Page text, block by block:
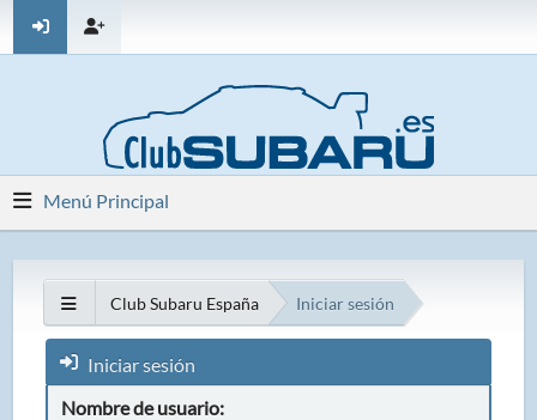
Menú Principal
Club Subaru España Iniciar sesión
Iniciar sesión
Nombre de usuario: